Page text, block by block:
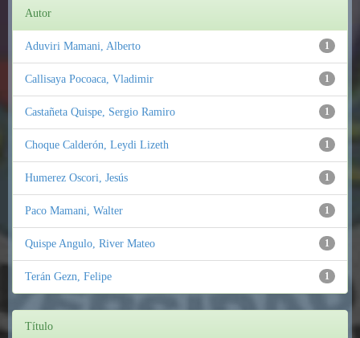
Autor
1
Aduviri Mamani, Alberto
1
Callisaya Pocoaca, Vladimir
1
Castañeta Quispe, Sergio Ramiro
1
Choque Calderón, Leydi Lizeth
1
Humerez Oscori, Jesús
1
Paco Mamani, Walter
1
Quispe Angulo, River Mateo
1
Terán Gezn, Felipe
Título